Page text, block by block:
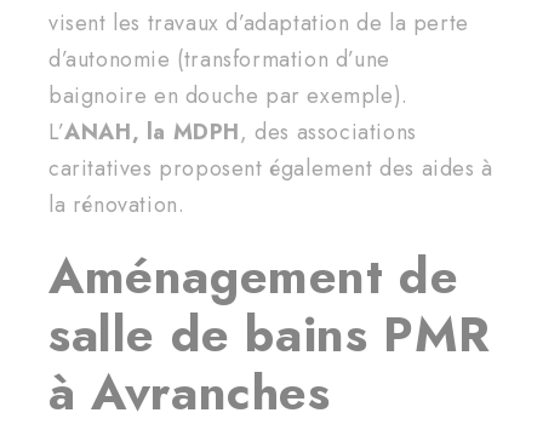
visent les travaux d’adaptation de la perte
d’autonomie (transformation d’une
baignoire en douche par exemple).
L’ANAH, la MDPH, des associations
caritatives proposent également des aides à
la rénovation.
Aménagement de
salle de bains PMR
à Avranches